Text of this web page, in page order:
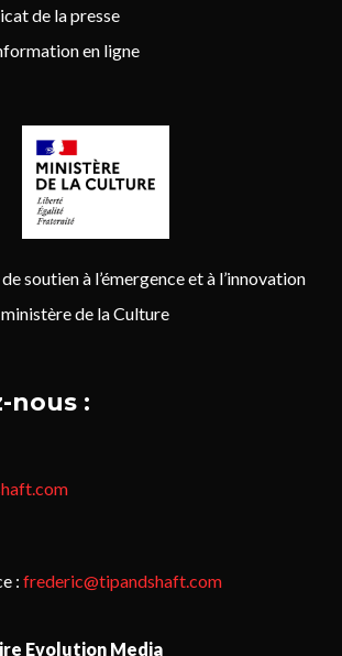
de la presse
en ligne
soutien à l’émergence et à l’innovation
de la Culture
nous :
: frederic@tipandshaft.com
Evolution Media